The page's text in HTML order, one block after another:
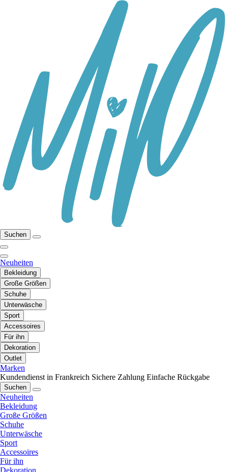
Suchen
Neuheiten
Bekleidung
Große Größen
Schuhe
Unterwäsche
Sport
Accessoires
Für ihn
Dekoration
Outlet
Marken
Kundendienst in Frankreich Sichere Zahlung Einfache Rückgabe
Suchen
Neuheiten
Bekleidung
Große Größen
Schuhe
Unterwäsche
Sport
Accessoires
Für ihn